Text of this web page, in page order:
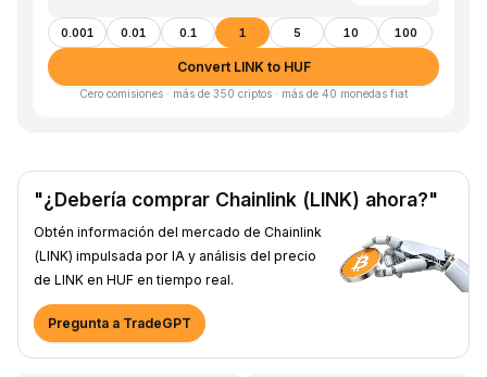
0.001 0.01 0.1 1 5 10 100
Convert LINK to HUF
Cero comisiones · más de 350 criptos · más de 40 monedas fiat
"¿Debería comprar Chainlink (LINK) ahora?"
Obtén información del mercado de Chainlink
(LINK) impulsada por IA y análisis del precio
de LINK en HUF en tiempo real.
Pregunta a TradeGPT